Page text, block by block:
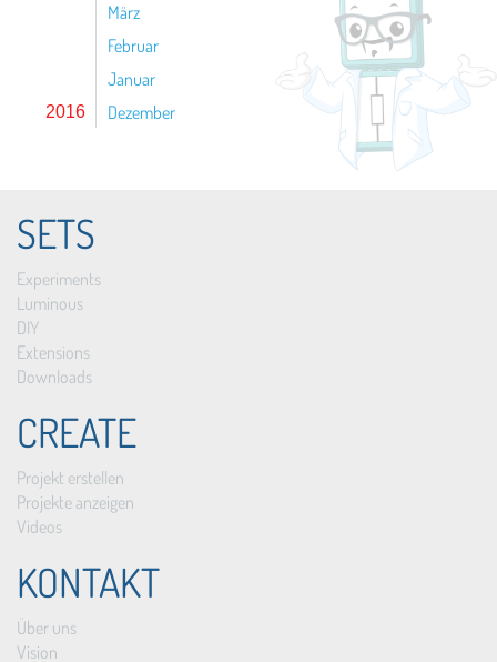
März
Februar
Januar
2016 Dezember
SETS
Experiments
Luminous
DIY
Extensions
Downloads
CREATE
Projekt erstellen
Projekte anzeigen
Videos
KONTAKT
Über uns
Vision